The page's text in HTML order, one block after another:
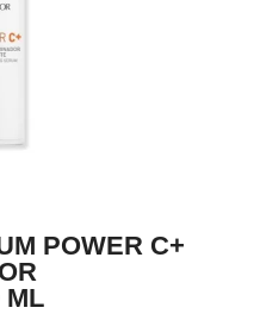
POWER C+
ML